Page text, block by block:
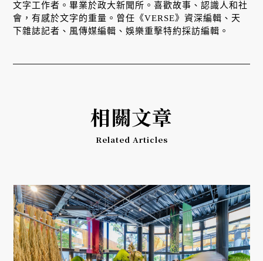
文字工作者。畢業於政大新聞所。喜歡故事、認識人和社
會，有感於文字的重量。曾任《VERSE》資深編輯、天
下雜誌記者、風傳媒編輯、娛樂重擊特約採訪編輯。
相關文章
Related Articles